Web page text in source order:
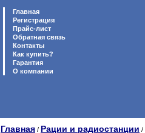
Главная
Регистрация
Прайс-лист
Обратная связь
Контакты
Как купить?
Гарантия
O компании
Главная / Рации и радиостанции /